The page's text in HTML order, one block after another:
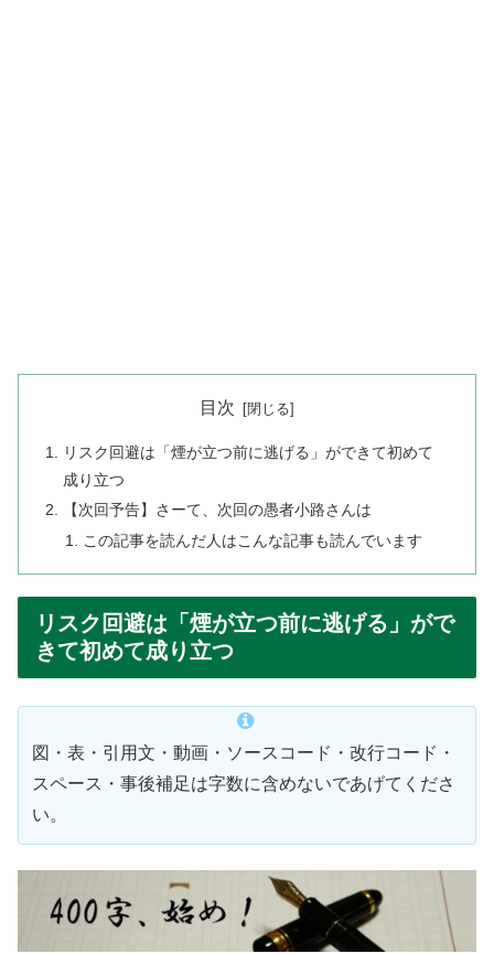
目次
リスク回避は「煙が立つ前に逃げる」ができて初めて
成り立つ
【次回予告】さーて、次回の愚者小路さんは
この記事を読んだ人はこんな記事も読んでいます
リスク回避は「煙が立つ前に逃げる」がで
きて初めて成り立つ
図・表・引用文・動画・ソースコード・改行コード・
スペース・事後補足は字数に含めないであげてくださ
い。